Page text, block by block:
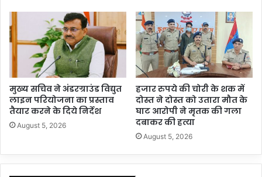
मुख्य सचिव ने अंडरग्राउंड विद्युत
लाइन परियोजना का प्रस्ताव
तैयार करने के दिये निर्देश
August 5, 2026
हजार रुपये की चोरी के शक में
दोस्त ने दोस्त को उतारा मौत के
घाट आरोपी ने मृतक की गला
दबाकर की हत्या
August 5, 2026